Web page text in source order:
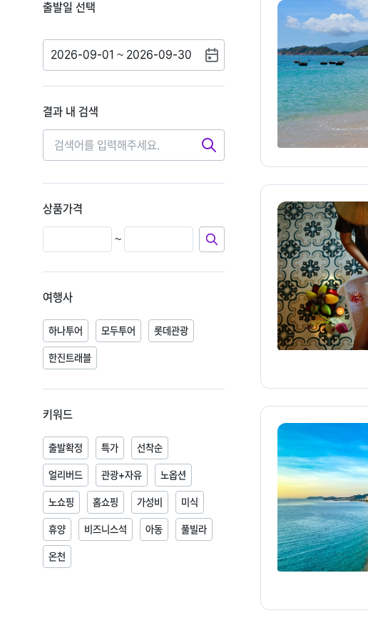
출발일 선택
2026-09-01 ~ 2026-09-30
결과 내 검색
검
색
상품가격
~
여행사
하나투어 모두투어 롯데관광
한진트래블
키워드
출발확정 특가 선착순
얼리버드 관광+자유 노옵션
노쇼핑 홈쇼핑 가성비 미식
휴양 비즈니스석 아동 풀빌라
온천